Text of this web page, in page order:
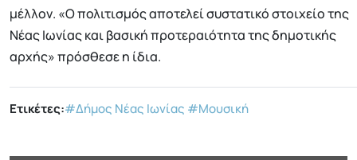
μέλλον. «Ο πολιτισμός αποτελεί συστατικό στοιχείο της
Νέας Ιωνίας και βασική προτεραιότητα της δημοτικής
αρχής» πρόσθεσε η ίδια.
Ετικέτες:#Δήμος Νέας Ιωνίας #Μουσική